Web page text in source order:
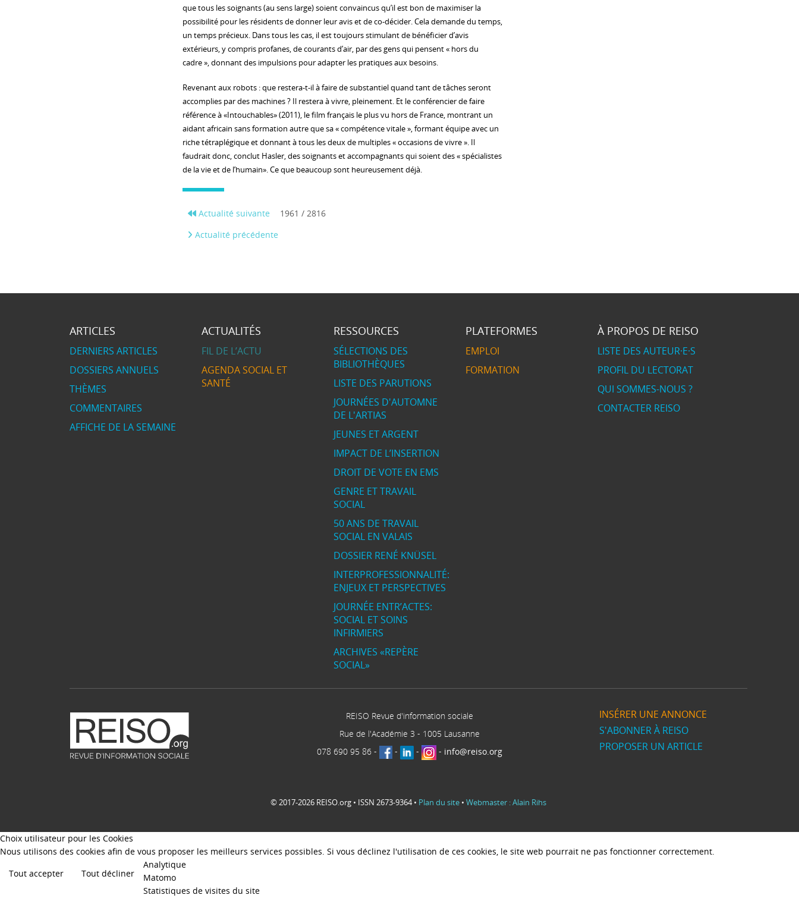
que tous les soignants (au sens large) soient convaincus qu’il est bon de maximiser la
possibilité pour les résidents de donner leur avis et de co-décider. Cela demande du temps,
un temps précieux. Dans tous les cas, il est toujours stimulant de bénéficier d’avis
extérieurs, y compris profanes, de courants d’air, par des gens qui pensent « hors du
cadre », donnant des impulsions pour adapter les pratiques aux besoins.
Revenant aux robots : que restera-t-il à faire de substantiel quand tant de tâches seront
accomplies par des machines ? Il restera à vivre, pleinement. Et le conférencier de faire
référence à «Intouchables» (2011), le film français le plus vu hors de France, montrant un
aidant africain sans formation autre que sa « compétence vitale », formant équipe avec un
riche tétraplégique et donnant à tous les deux de multiples « occasions de vivre ». Il
faudrait donc, conclut Hasler, des soignants et accompagnants qui soient des « spécialistes
de la vie et de l’humain». Ce que beaucoup sont heureusement déjà.
Actualité suivante
1961 / 2816
Actualité précédente
ARTICLES
DERNIERS ARTICLES
DOSSIERS ANNUELS
THÈMES
COMMENTAIRES
AFFICHE DE LA SEMAINE
ACTUALITÉS
FIL DE L’ACTU
AGENDA SOCIAL ET
SANTÉ
RESSOURCES
SÉLECTIONS DES
BIBLIOTHÈQUES
LISTE DES PARUTIONS
JOURNÉES D'AUTOMNE
DE L'ARTIAS
JEUNES ET ARGENT
IMPACT DE L’INSERTION
DROIT DE VOTE EN EMS
GENRE ET TRAVAIL
SOCIAL
50 ANS DE TRAVAIL
SOCIAL EN VALAIS
DOSSIER RENÉ KNÜSEL
INTERPROFESSIONNALITÉ:
ENJEUX ET PERSPECTIVES
JOURNÉE ENTR’ACTES:
SOCIAL ET SOINS
INFIRMIERS
ARCHIVES «REPÈRE
SOCIAL»
PLATEFORMES
EMPLOI
FORMATION
À PROPOS DE REISO
LISTE DES AUTEUR·E·S
PROFIL DU LECTORAT
QUI SOMMES-NOUS ?
CONTACTER REISO
REISO Revue d'information sociale
Rue de l'Académie 3 - 1005 Lausanne
078 690 95 86 - - - - info@reiso.org
INSÉRER UNE ANNONCE
S'ABONNER À REISO
PROPOSER UN ARTICLE
© 2017-2026 REISO.org • ISSN 2673-9364 • Plan du site • Webmaster : Alain Rihs
Choix utilisateur pour les Cookies
Nous utilisons des cookies afin de vous proposer les meilleurs services possibles. Si vous déclinez l'utilisation de ces cookies, le site web pourrait ne pas fonctionner correctement.
Tout accepter
Tout décliner
Analytique
Matomo
Statistiques de visites du site